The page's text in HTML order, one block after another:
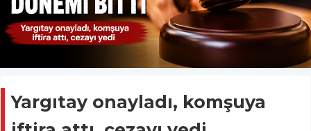
Yargıtay onayladı, komşuya